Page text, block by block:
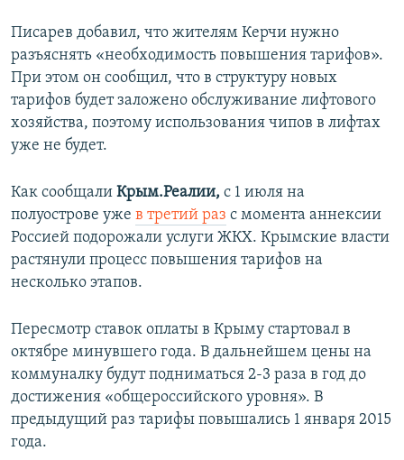
Писарев добавил, что жителям Керчи нужно
разъяснять «необходимость повышения тарифов».
При этом он сообщил, что в структуру новых
тарифов будет заложено обслуживание лифтового
хозяйства, поэтому использования чипов в лифтах
уже не будет.
Как сообщали Крым.Реалии, с 1 июля на
полуострове уже в третий раз с момента аннексии
Россией подорожали услуги ЖКХ. Крымские власти
растянули процесс повышения тарифов на
несколько этапов.
Пересмотр ставок оплаты в Крыму стартовал в
октябре минувшего года. В дальнейшем цены на
коммуналку будут подниматься 2-3 раза в год до
достижения «общероссийского уровня». В
предыдущий раз тарифы повышались 1 января 2015
года.